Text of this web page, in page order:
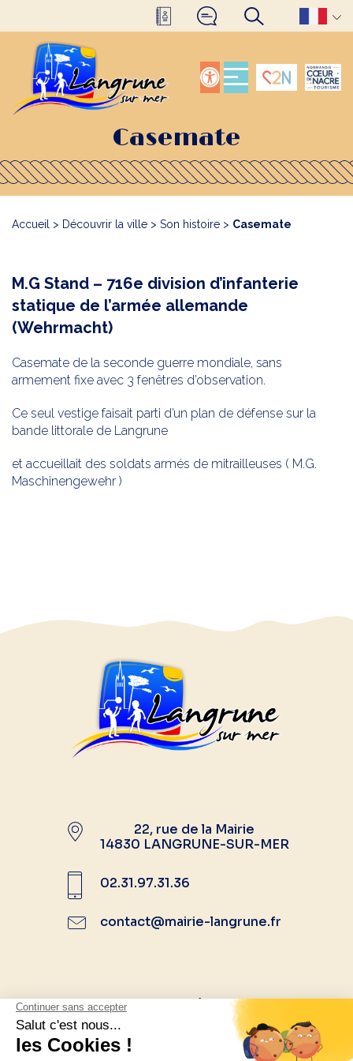
Casemate
Accueil > Découvrir la ville > Son histoire > Casemate
M.G Stand – 716e division d’infanterie
statique de l’armée allemande
(Wehrmacht)
Casemate de la seconde guerre mondiale, sans
armement fixe avec 3 fenêtres d’observation.
Ce seul vestige faisait parti d’un plan de défense sur la
bande littorale de Langrune
et accueillait des soldats armés de mitrailleuses ( M.G.
Maschinengewehr )
22, rue de la Mairie
14830 LANGRUNE-SUR-MER
02.31.97.31.36
contact@mairie-langrune.fr
Suivez-nous sur les réseaux sociaux